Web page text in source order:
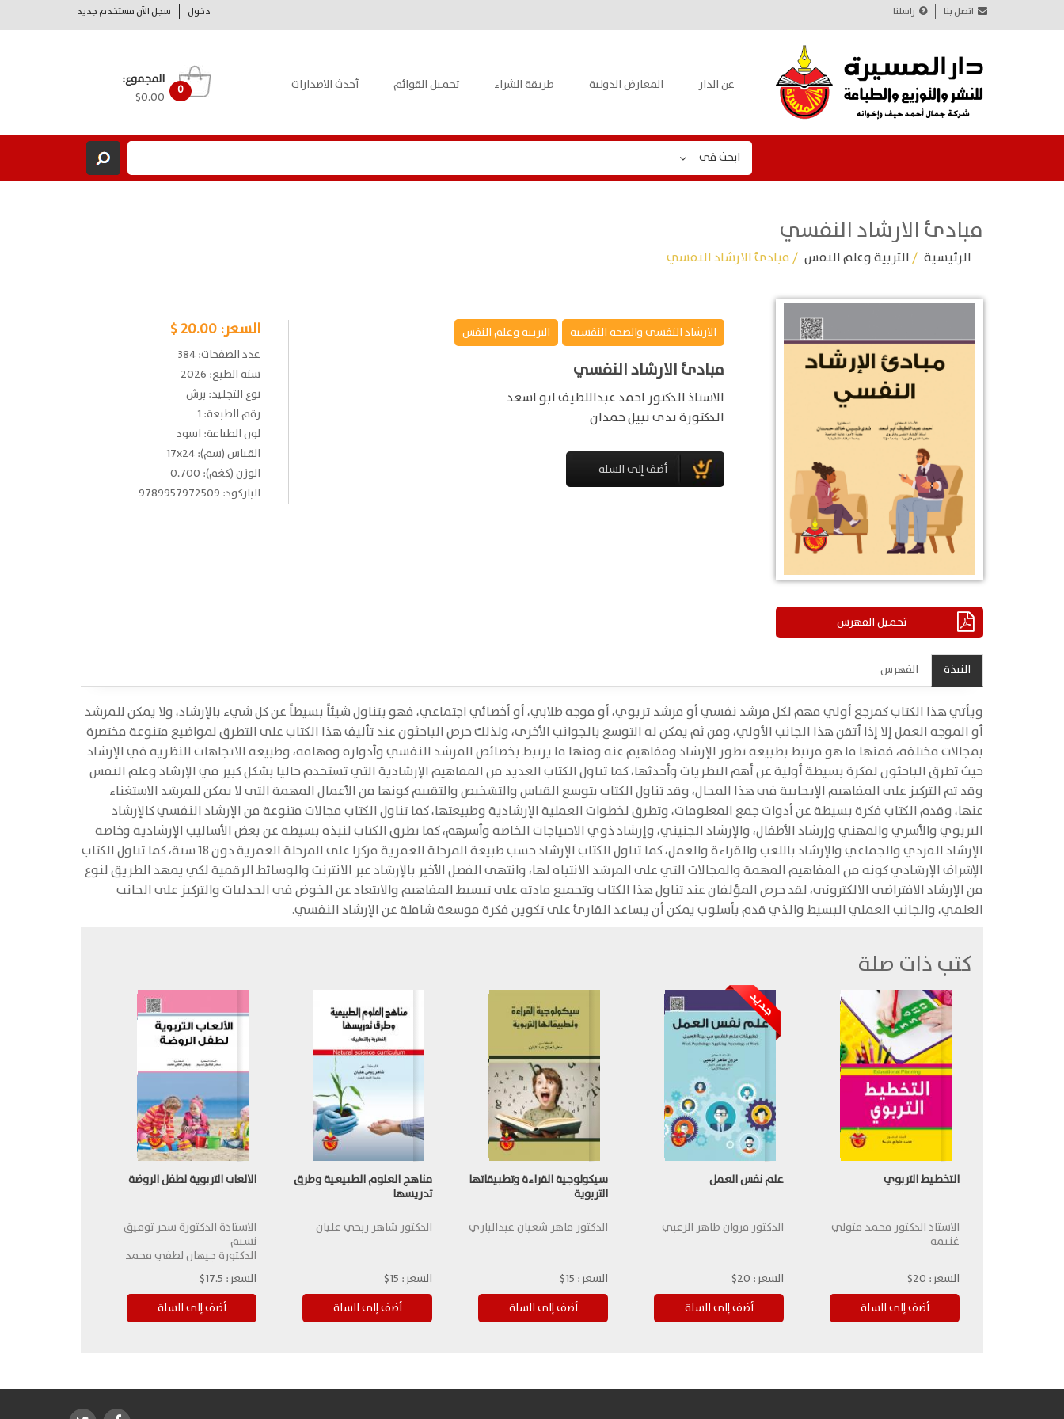
دخول سجل الآن مستخدم جديد اتصل بنا راسلنا
عن الدار المعارض الدولية طريقة الشراء تحميل القوائم أحدث الاصدارات 0
المجموع:
$0.00
ابحث في
مبادئ الارشاد النفسي
الرئيسية /التربية وعلم النفس / مبادئ الارشاد النفسي
تحميل الفهرس
الارشاد النفسي والصحة النفسية التربية وعلم النفس
مبادئ الارشاد النفسي
الاستاذ الدكتور احمد عبداللطيف ابو اسعد
الدكتورة ندى نبيل حمدان
السعر:20.00 $
عدد الصفحات: 384
سنة الطبع: 2026
نوع التجليد: برش
رقم الطبعة: 1
لون الطباعة: اسود
القياس (سم): 17x24
الوزن (كغم): 0.700
الباركود: 9789957972509
النبذة الفهرس
ويأتي هذا الكتاب كمرجع أولي مهم لكل مرشد نفسي أو مرشد تربوي، أو موجه طلابي، أو أخصائي اجتماعي، فهو يتناول شيئاً بسيطاً عن كل شيء بالإرشاد، ولا يمكن للمرشد
أو الموجه العمل إلا إذا أتقن هذا الجانب الأولي، ومن ثم يمكن له التوسع بالجوانب الأخرى، ولذلك حرص الباحثون عند تأليف هذا الكتاب على التطرق لمواضيع متنوعة مختصرة
بمجالات مختلفة، فمنها ما هو مرتبط بطبيعة تطور الإرشاد ومفاهيم عنه ومنها ما يرتبط بخصائص المرشد النفسي وأدواره ومهامه، وطبيعة الاتجاهات النظرية في الإرشاد
حيث تطرق الباحثون لفكرة بسيطة أولية عن أهم النظريات وأحدثها، كما تناول الكتاب العديد من المفاهيم الإرشادية التي تستخدم حاليا بشكل كبير في الإرشاد وعلم النفس
وقد تم التركيز على المفاهيم الإيجابية في هذا المجال، وقد تناول الكتاب بتوسع القياس والتشخيص والتقييم كونها من الأعمال المهمة التي لا يمكن للمرشد الاستغناء
عنها، وقدم الكتاب فكرة بسيطة عن أدوات جمع المعلومات، وتطرق لخطوات العملية الإرشادية وطبيعتها، كما تناول الكتاب مجالات متنوعة من الإرشاد النفسي كالإرشاد
التربوي والأسري والمهني وإرشاد الأطفال، والإرشاد الجنيني، وإرشاد ذوي الاحتياجات الخاصة وأسرهم، كما تطرق الكتاب لنبذة بسيطة عن بعض الأساليب الإرشادية وخاصة
الإرشاد الفردي والجماعي والإرشاد باللعب والقراءة والعمل، كما تناول الكتاب الإرشاد حسب طبيعة المرحلة العمرية مركزا على المرحلة العمرية دون 18 سنة، كما تناول الكتاب
الإشراف الإرشادي كونه من المفاهيم المهمة والمجالات التي على المرشد الانتباه لها، وانتهى الفصل الأخير بالإرشاد عبر الانترنت والوسائط الرقمية لكي يمهد الطريق لنوع
من الإرشاد الافتراضي الالكتروني، لقد حرص المؤلفان عند تناول هذا الكتاب وتجميع مادته على تبسيط المفاهيم والابتعاد عن الخوض في الجدليات والتركيز على الجانب
العلمي، والجانب العملي البسيط والذي قدم بأسلوب يمكن أن يساعد القارئ على تكوين فكرة موسعة شاملة عن الإرشاد النفسي.
كتب ذات صلة
التخطيط التربوي
الاستاذ الدكتور محمد متولي
غنيمة
السعر: 20$
علم نفس العمل
الدكتور مروان طاهر الزعبي
السعر: 20$
سيكولوجية القراءة وتطبيقاتها
التربوية
الدكتور ماهر شعبان عبدالباري
السعر: 15$
مناهج العلوم الطبيعية وطرق
تدريسها
الدكتور شاهر ربحي عليان
السعر: 15$
الالعاب التربوية لطفل الروضة
الاستاذة الدكتورة سحر توفيق
نسيم
الدكتورة جيهان لطفي محمد
السعر: 17.5$